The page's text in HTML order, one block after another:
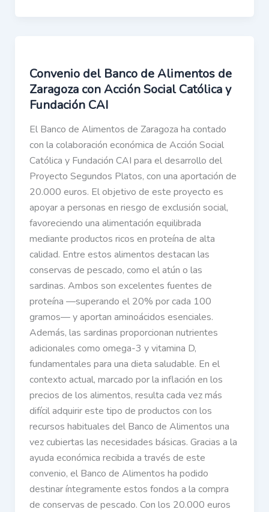
Convenio del Banco de Alimentos de
Zaragoza con Acción Social Católica y
Fundación CAI
El Banco de Alimentos de Zaragoza ha contado
con la colaboración económica de Acción Social
Católica y Fundación CAI para el desarrollo del
Proyecto Segundos Platos, con una aportación de
20.000 euros. El objetivo de este proyecto es
apoyar a personas en riesgo de exclusión social,
favoreciendo una alimentación equilibrada
mediante productos ricos en proteína de alta
calidad. Entre estos alimentos destacan las
conservas de pescado, como el atún o las
sardinas. Ambos son excelentes fuentes de
proteína —superando el 20% por cada 100
gramos— y aportan aminoácidos esenciales.
Además, las sardinas proporcionan nutrientes
adicionales como omega-3 y vitamina D,
fundamentales para una dieta saludable. En el
contexto actual, marcado por la inflación en los
precios de los alimentos, resulta cada vez más
difícil adquirir este tipo de productos con los
recursos habituales del Banco de Alimentos una
vez cubiertas las necesidades básicas. Gracias a la
ayuda económica recibida a través de este
convenio, el Banco de Alimentos ha podido
destinar íntegramente estos fondos a la compra
de conservas de pescado. Con los 20.000 euros